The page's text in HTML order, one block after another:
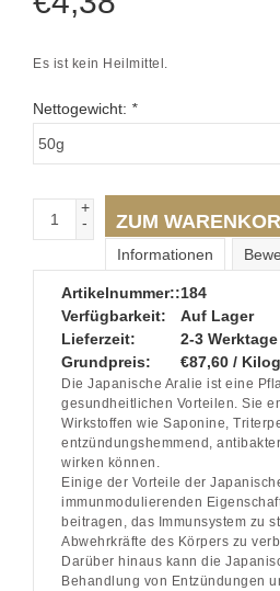
Es ist kein Heilmittel.
Nettogewicht: *
+
-
ZUM
Informationen
Artikelnummer::184
Verfügbarkeit:
Auf Lager
Lieferzeit:
2-3 Werktage
Grundpreis:
€87,60 /
Die Japanische Aralie ist eine
gesundheitlichen Vorteilen. Sie
Wirkstoffen wie Saponine,
entzündungshemmend,
wirken können.
Einige der Vorteile der
immunmodulierenden
beitragen, das Immunsystem zu
Abwehrkräfte des Körpers zu
Darüber hinaus kann die
Behandlung von Entzündungen